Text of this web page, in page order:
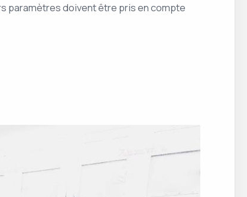
paramètres doivent être pris en compte